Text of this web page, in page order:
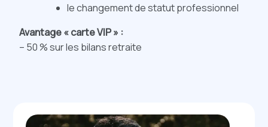
le changement de statut professionnel
Avantage « carte VIP » :
– 50 % sur les bilans retraite